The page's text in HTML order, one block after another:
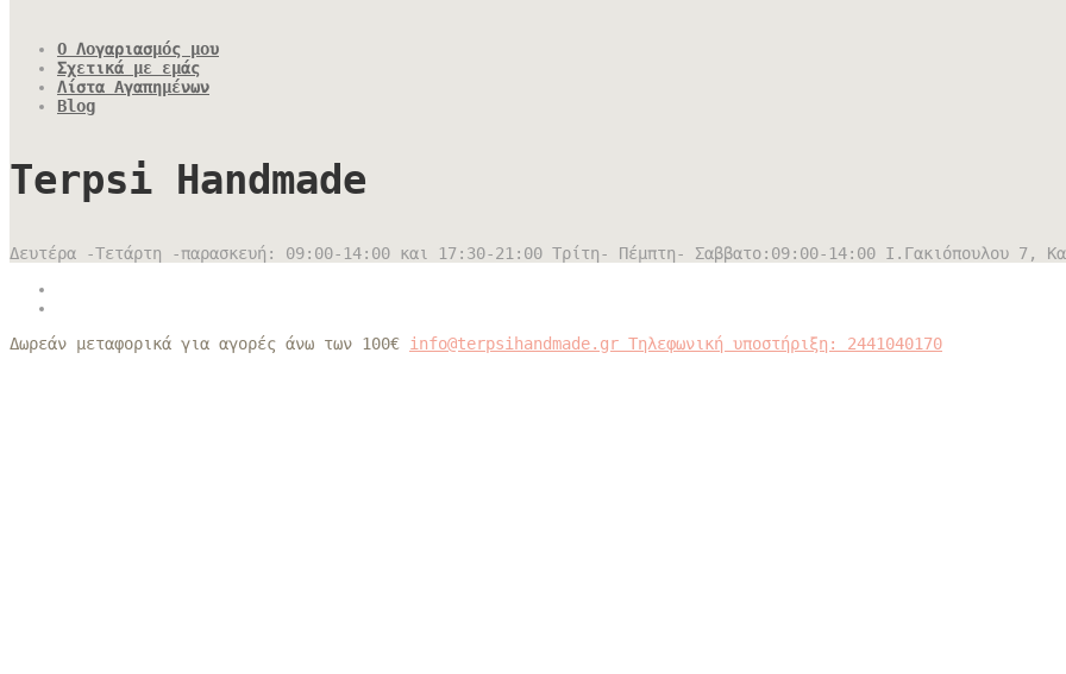
Ο Λογαριασμός μου
Σχετικά με εμάς
Λίστα Αγαπημένων
Blog
Terpsi Handmade
Δευτέρα -Τετάρτη -παρασκευή: 09:00-14:00 και 17:30-21:00 Τρίτη- Πέμπτη- Σαββατο:09:00-14:00 Ι.Γακιόπουλου 7,
Δωρεάν μεταφορικά για αγορές άνω των 100€ info@terpsihandmade.gr Τηλεφωνική υποστήριξη: 2441040170